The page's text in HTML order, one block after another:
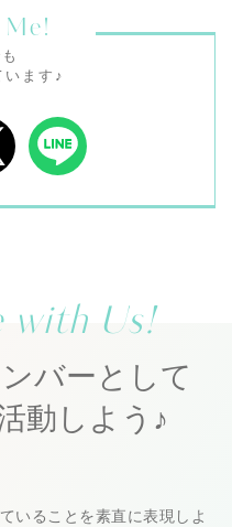
います♪
with Us!
バーとして
動しよう♪
いることを素直に表現しよ